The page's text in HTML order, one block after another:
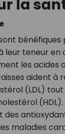
la
leur teneur en
les acides
aident à
(LDL)
(HDL).
des
maladies